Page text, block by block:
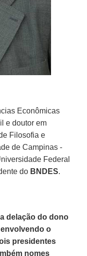
Econômicas
e doutor em
Filosofia e
de Campinas -
Federal
do BNDES.
delação do dono
o
presidentes
nomes